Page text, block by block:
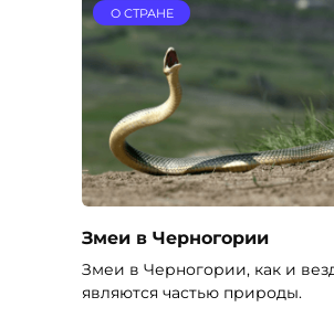
О СТРАНЕ
Змеи в Черногории
Змеи в Черногории, как и
являются частью природы.